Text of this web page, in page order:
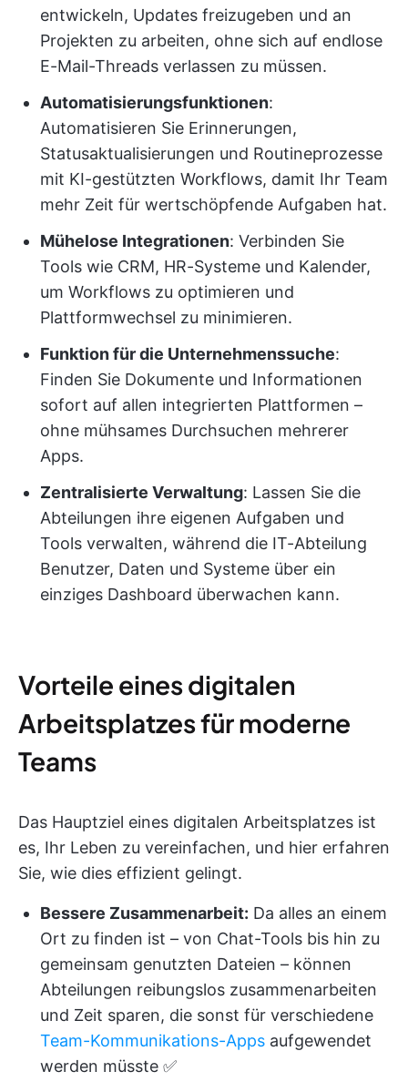
entwickeln, Updates freizugeben und an
Projekten zu arbeiten, ohne sich auf endlose
E-Mail-Threads verlassen zu müssen.
Automatisierungsfunktionen:
Automatisieren Sie Erinnerungen,
Statusaktualisierungen und Routineprozesse
mit KI-gestützten Workflows, damit Ihr Team
mehr Zeit für wertschöpfende Aufgaben hat.
Mühelose Integrationen: Verbinden Sie
Tools wie CRM, HR-Systeme und Kalender,
um Workflows zu optimieren und
Plattformwechsel zu minimieren.
Funktion für die Unternehmenssuche:
Finden Sie Dokumente und Informationen
sofort auf allen integrierten Plattformen –
ohne mühsames Durchsuchen mehrerer
Apps.
Zentralisierte Verwaltung: Lassen Sie die
Abteilungen ihre eigenen Aufgaben und
Tools verwalten, während die IT-Abteilung
Benutzer, Daten und Systeme über ein
einziges Dashboard überwachen kann.
Vorteile eines digitalen
Arbeitsplatzes für moderne
Teams
Das Hauptziel eines digitalen Arbeitsplatzes ist
es, Ihr Leben zu vereinfachen, und hier erfahren
Sie, wie dies effizient gelingt.
Bessere Zusammenarbeit: Da alles an einem
Ort zu finden ist – von Chat-Tools bis hin zu
gemeinsam genutzten Dateien – können
Abteilungen reibungslos zusammenarbeiten
und Zeit sparen, die sonst für verschiedene
Team-Kommunikations-Apps aufgewendet
werden müsste ✅